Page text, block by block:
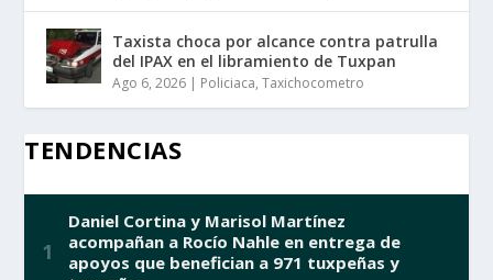
Taxista choca por alcance contra patrulla
del IPAX en el libramiento de Tuxpan
Ago 6, 2026 | Policiaca,Taxichocometro
TENDENCIAS